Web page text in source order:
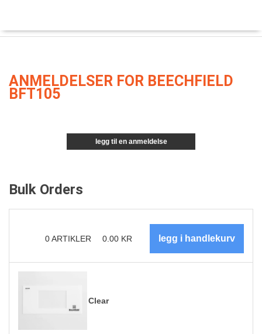
ANMELDELSER FOR BEECHFIELD
BFT105
legg til en anmeldelse
Bulk Orders
0ARTIKLER 0.00 KR
Clear